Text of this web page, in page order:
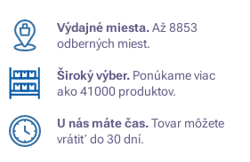
Výdajné miesta.Až 8853
odberných miest.
Široký výber. Ponúkame viac
ako 41000 produktov.
U nás máte čas.Tovar môžete
vrátiť do 30 dní.